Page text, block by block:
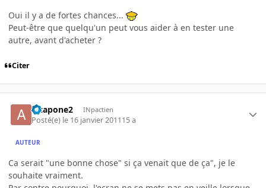
Oui il y a de fortes chances...
Peut-être que quelqu'un peut vous aider à en tester une
autre, avant d'acheter ?
Citer
alcapone2 INpactien
Posté(e) le 16 janvier 201115 a
AUTEUR
Ca serait "une bonne chose" si ça venait que de ça", je le
souhaite vraiment.